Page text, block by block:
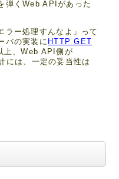
弾くWeb APIがあった
ラー処理すんなよ」って
バの実装に HTTP GET
上、Web API側が
には、一定の妥当性は